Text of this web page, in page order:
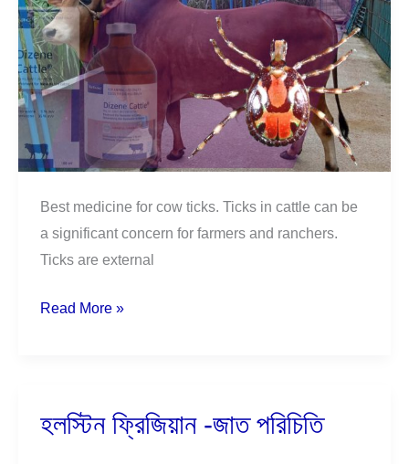
Best medicine for cow ticks. Ticks in cattle can be
a significant concern for farmers and ranchers.
Ticks are external
Read More »
হলস্টিন ফ্রিজিয়ান -জাত পরিচিতি
হলস্টিন